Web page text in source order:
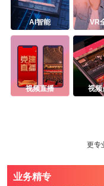
AI智能 VR
视频直播 视频
更专
业务精专